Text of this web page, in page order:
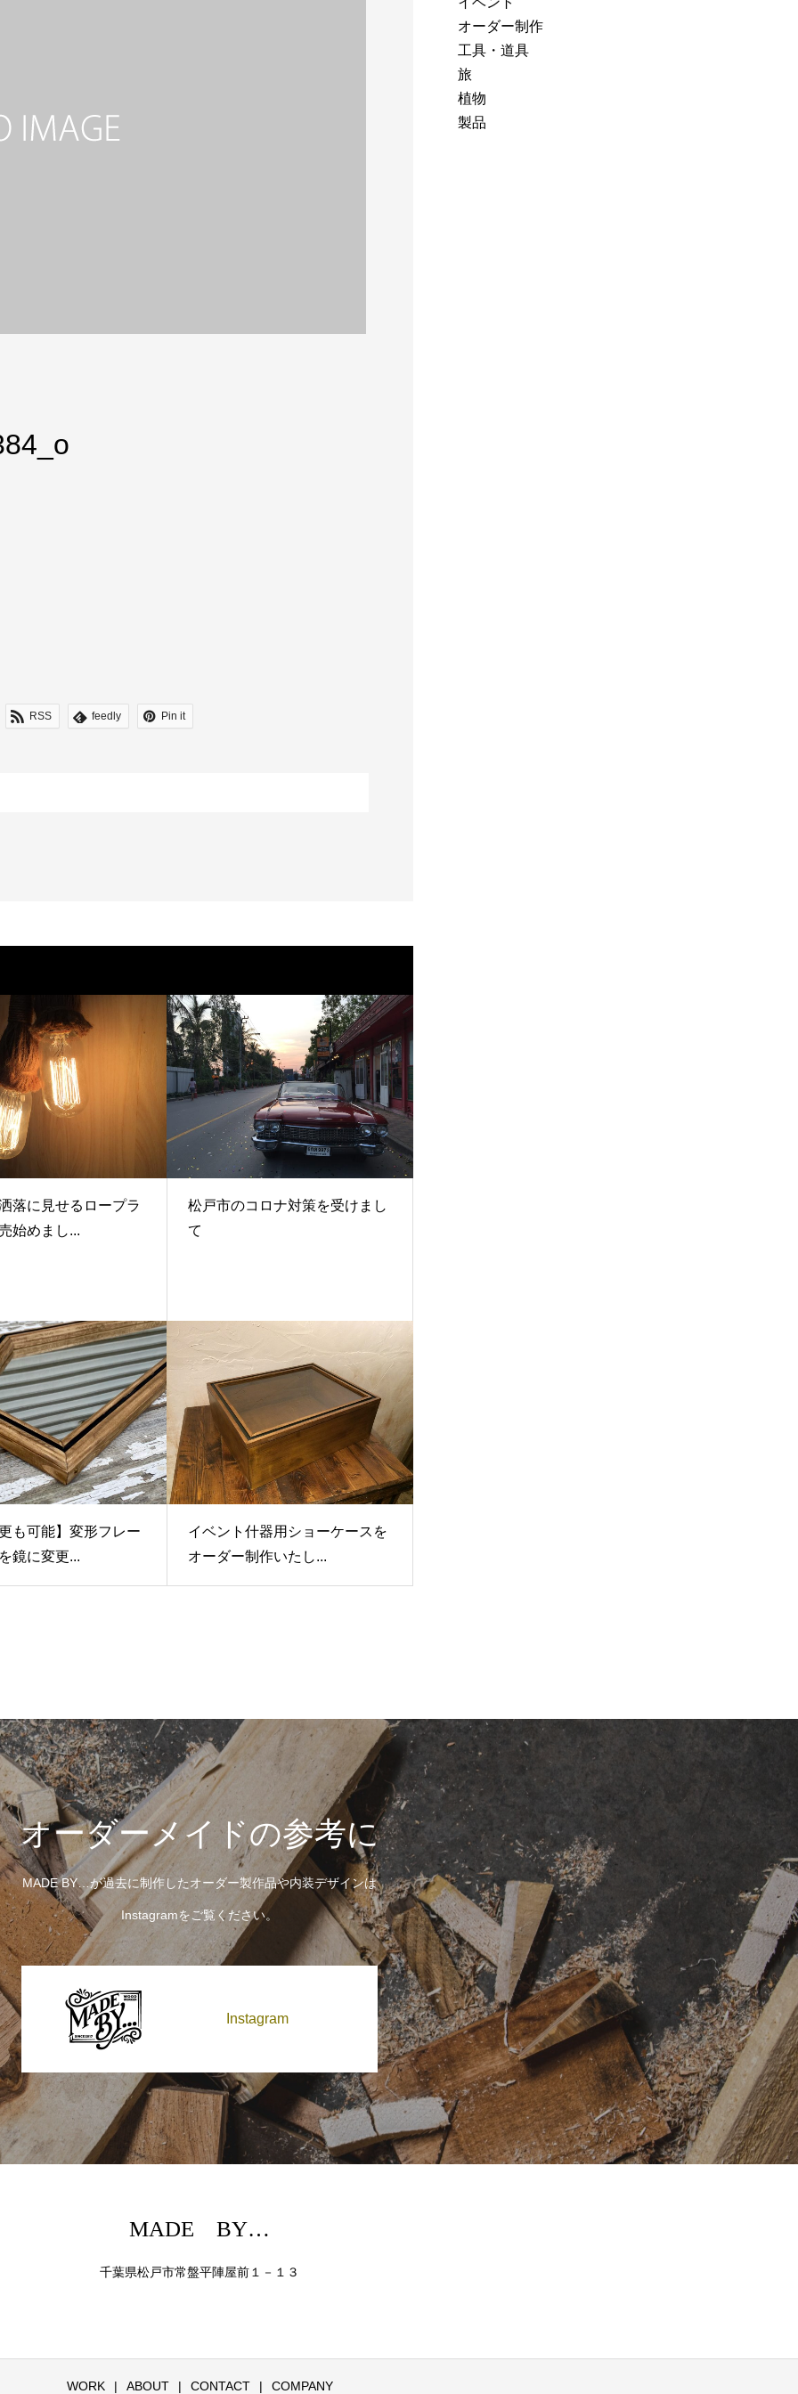
RSS feedly Pin it
落に見せるロープラ
始めまし...
松戸市のコロナ対策を受けまし
て
も可能】変形フレー
鏡に変更...
イベント什器用ショーケースを
オーダー制作いたし...
オーダー制作
工具・道具
旅
植物
製品
オーダーメイドの参考に
MADE BY…が過去に制作したオーダー製作品や内装デザインは
Instagramをご覧ください。
Instagram
MADE BY…
千葉県松戸市常盤平陣屋前１－１３
WORK ABOUT CONTACT COMPANY